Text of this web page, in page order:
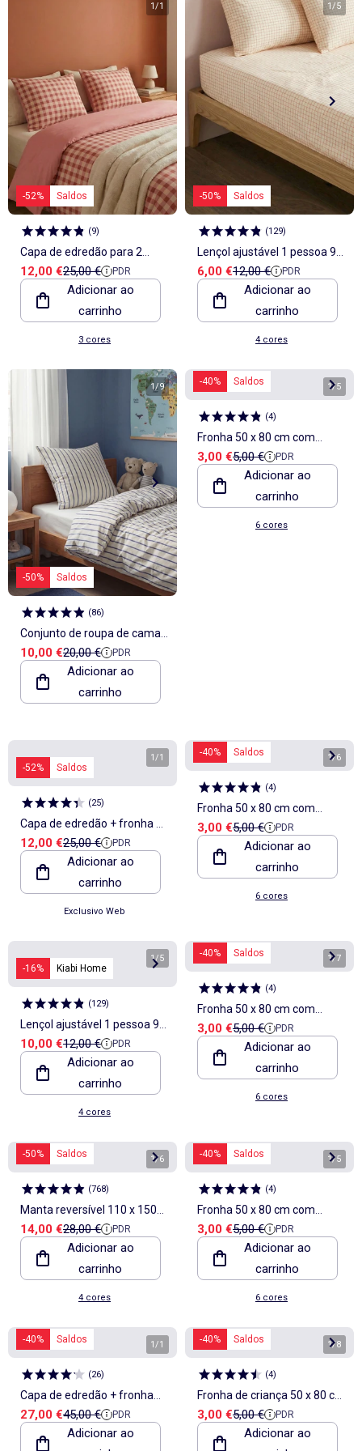
-52% Saldos
1/1
(9)
Capa de edredão para 2
pessoas 240 x 220cm em
algodão - Kiabi Home
Preço de venda
12,00 €Preço de referência
25,00 € PDR
Adicionar ao
carrinho
3 cores
-50% Saldos
1/5
(129)
Lençol ajustável 1 pessoa 90
x 190 em algodão - Kiabi
Home
Preço de venda
6,00 €Preço de referência
12,00 € PDR
Adicionar ao
carrinho
4 cores
-50% Saldos
1/9
(86)
Conjunto de roupa de cama
para 1 pessoa (140 x 200cm)
em algodão 57 fios - Kiabi
Home
Preço de venda
10,00 €Preço de referência
20,00 € PDR
Adicionar ao
carrinho
-40% Saldos 1/5
(4)
Fronha 50 x 80 cm com
estampado floral
Preço de venda
3,00 €Preço de referência
5,00 € PDR
Adicionar ao
carrinho
6 cores
-52% Saldos
1 /1
(25)
Capa de edredão + fronha de
cama de casal - estampado
floral
Preço de venda
12,00 €Preço de referência
25,00 € PDR
Adicionar ao
carrinho
Exclusivo Web
-40% Saldos 1/6
(4)
Fronha 50 x 80 cm com
estampado floral
Preço de venda
3,00 €Preço de referência
5,00 € PDR
Adicionar ao
carrinho
6 cores
-16% Kiabi Home
1/5
(129)
Lençol ajustável 1 pessoa 90
x 190 em algodão - Kiabi
Home
Preço de venda
10,00 €Preço de referência
12,00 € PDR
Adicionar ao
carrinho
4 cores
-40% Saldos 1/7
(4)
Fronha 50 x 80 cm com
estampado floral
Preço de venda
3,00 €Preço de referência
5,00 € PDR
Adicionar ao
carrinho
6 cores
-50% Saldos 1/6
(768)
Manta reversível 110 x 150
cm - Kiabi Home
Preço de venda
14,00 €Preço de referência
28,00 € PDR
Adicionar ao
carrinho
4 cores
-40% Saldos 1/5
(4)
Fronha 50 x 80 cm com
estampado floral
Preço de venda
3,00 €Preço de referência
5,00 € PDR
Adicionar ao
carrinho
6 cores
-40% Saldos 1 /1
(26)
Capa de edredão + fronha
lisa em percal - Casal
Preço de venda
27,00 €Preço de referência
45,00 € PDR
Adicionar ao
-40% Saldos 1/8
(4)
Fronha de criança 50 x 80 cm
- Kiabi Home
Preço de venda
3,00 €Preço de referência
5,00 € PDR
Adicionar ao